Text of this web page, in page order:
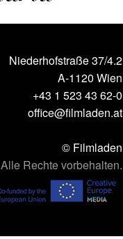
Niederhofstraße 37/4.2
A-1120 Wien
+43 1 523 43 62-0
office@filmladen.at
© Filmladen
Alle Rechte vorbehalten.